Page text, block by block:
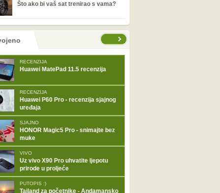
Što ako bi vaš sat trenirao s vama?
RECENZIJA
Huawei MatePad 11.5 recenzija
RECENZIJA
Huawei P60 Pro - recenzija sjajnog
uređaja
SJAJNO
HONOR Magic5 Pro - snimajte bez
muke
VIVO
Uz vivo X90 Pro uhvatite ljepotu
prirode u proljeće
PUTOPIS :)
Tajland za početnike - Andamansko